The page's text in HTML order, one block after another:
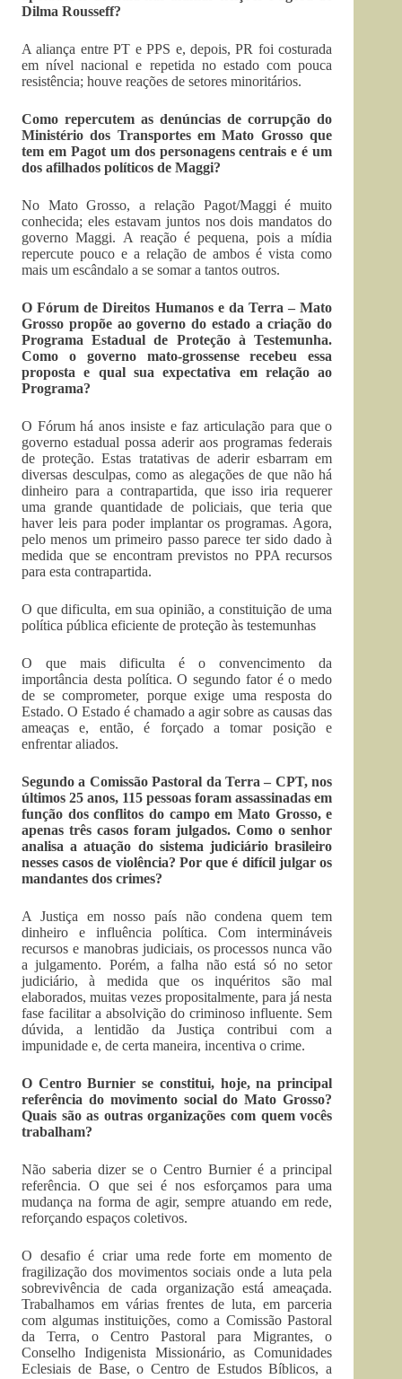
Dilma Rousseff?
A aliança entre PT e PPS e, depois, PR foi costurada
em nível nacional e repetida no estado com pouca
resistência; houve reações de setores minoritários.
Como repercutem as denúncias de corrupção do
Ministério dos Transportes em Mato Grosso que
tem em Pagot um dos personagens centrais e é um
dos afilhados políticos de Maggi?
No Mato Grosso, a relação Pagot/Maggi é muito
conhecida; eles estavam juntos nos dois mandatos do
governo Maggi. A reação é pequena, pois a mídia
repercute pouco e a relação de ambos é vista como
mais um escândalo a se somar a tantos outros.
O Fórum de Direitos Humanos e da Terra – Mato
Grosso propõe ao governo do estado a criação do
Programa Estadual de Proteção à Testemunha.
Como o governo mato-grossense recebeu essa
proposta e qual sua expectativa em relação ao
Programa?
O Fórum há anos insiste e faz articulação para que o
governo estadual possa aderir aos programas federais
de proteção. Estas tratativas de aderir esbarram em
diversas desculpas, como as alegações de que não há
dinheiro para a contrapartida, que isso iria requerer
uma grande quantidade de policiais, que teria que
haver leis para poder implantar os programas. Agora,
pelo menos um primeiro passo parece ter sido dado à
medida que se encontram previstos no PPA recursos
para esta contrapartida.
O que dificulta, em sua opinião, a constituição de uma
política pública eficiente de proteção às testemunhas
O que mais dificulta é o convencimento da
importância desta política. O segundo fator é o medo
de se comprometer, porque exige uma resposta do
Estado. O Estado é chamado a agir sobre as causas das
ameaças e, então, é forçado a tomar posição e
enfrentar aliados.
Segundo a Comissão Pastoral da Terra – CPT, nos
últimos 25 anos, 115 pessoas foram assassinadas em
função dos conflitos do campo em Mato Grosso, e
apenas três casos foram julgados. Como o senhor
analisa a atuação do sistema judiciário brasileiro
nesses casos de violência? Por que é difícil julgar os
mandantes dos crimes?
A Justiça em nosso país não condena quem tem
dinheiro e influência política. Com intermináveis
recursos e manobras judiciais, os processos nunca vão
a julgamento. Porém, a falha não está só no setor
judiciário, à medida que os inquéritos são mal
elaborados, muitas vezes propositalmente, para já nesta
fase facilitar a absolvição do criminoso influente. Sem
dúvida, a lentidão da Justiça contribui com a
impunidade e, de certa maneira, incentiva o crime.
O Centro Burnier se constitui, hoje, na principal
referência do movimento social do Mato Grosso?
Quais são as outras organizações com quem vocês
trabalham?
Não saberia dizer se o Centro Burnier é a principal
referência. O que sei é nos esforçamos para uma
mudança na forma de agir, sempre atuando em rede,
reforçando espaços coletivos.
O desafio é criar uma rede forte em momento de
fragilização dos movimentos sociais onde a luta pela
sobrevivência de cada organização está ameaçada.
Trabalhamos em várias frentes de luta, em parceria
com algumas instituições, como a Comissão Pastoral
da Terra, o Centro Pastoral para Migrantes, o
Conselho Indigenista Missionário, as Comunidades
Eclesiais de Base, o Centro de Estudos Bíblicos, a